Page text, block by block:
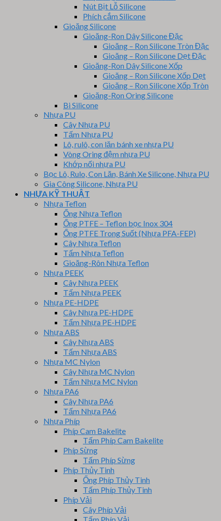
Nút Bịt Lỗ Silicone
Phích cắm Silicone
Gioăng Silicone
Gioăng-Ron Dây Silicone Đặc
Gioăng – Ron Silicone Tròn Đặc
Gioăng – Ron Silicone Dẹt Đặc
Gioăng-Ron Dây Silicone Xốp
Gioăng – Ron Silicone Xốp Dẹt
Gioăng – Ron Silicone Xốp Tròn
Gioăng-Ron Oring Silicone
Bi Silicone
Nhựa PU
Cây Nhựa PU
Tấm Nhựa PU
Lô, rulô, con lăn bánh xe nhựa PU
Vòng Oring đệm nhựa PU
Khớp nối nhựa PU
Bọc Lô, Rulo, Con Lăn, Bánh Xe Silicone, Nhựa PU
Gia Công Silicone, Nhựa PU
NHỰA KỸ THUẬT
Nhựa Teflon
Ống Nhựa Teflon
Ống PTFE – Teflon bọc Inox 304
Ống PTFE Trong Suốt (Nhựa PFA-FEP)
Cây Nhựa Teflon
Tấm Nhựa Teflon
Gioăng-Rôn Nhựa Teflon
Nhựa PEEK
Cây Nhựa PEEK
Tấm Nhựa PEEK
Nhựa PE-HDPE
Cây Nhựa PE-HDPE
Tấm Nhựa PE-HDPE
Nhựa ABS
Cây Nhựa ABS
Tấm Nhựa ABS
Nhựa MC Nylon
Cây Nhựa MC Nylon
Tấm Nhựa MC Nylon
Nhựa PA6
Cây Nhựa PA6
Tấm Nhựa PA6
Nhựa Phíp
Phíp Cam Bakelite
Tấm Phíp Cam Bakelite
Phíp Sừng
Tấm Phíp Sừng
Phíp Thủy Tinh
Ống Phíp Thủy Tinh
Tấm Phíp Thủy Tinh
Phíp Vải
Cây Phíp Vải